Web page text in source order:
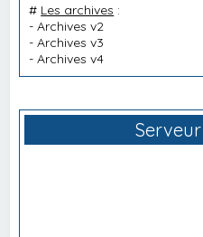
# Les archives :
-Archives v2
-Archives v3
-Archives v4